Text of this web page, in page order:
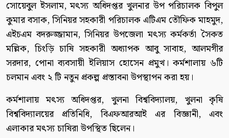
সোয়েবুল ইসলাম, মৎস্য অধিদপ্তর খুলনার উপ পরিচালক বিপুল
কুমার বসাক, সিনিয়র সহকারী পরিচালক এটিএম তৌফিক মাহমুদ,
এইচএম বদরুজ্জামান, সিনিয়র উপজেলা মৎস্য কর্মকর্তা সৈকত
মল্লিক, চিংড়ি চাষি সহকারী অধ্যাপক আবু সাবাহ, আলমগীর
সরদার, পোনা ব্যবসায়ী ইলিয়াস হোসেন প্রমুখ। কর্মশালায় ৬টি
চলমান এবং ২ টি নতুন প্রকল্প প্রস্তাবনা উপস্থাপন করা হয়।
কর্মশালায় মৎস্য অধিদপ্তর, খুলনা বিশ্ববিদ্যালয়, খুলনা কৃষি
বিশ্ববিদ্যালয়ের প্রতিনিধি, বিএফআরআই এর বিজ্ঞানী, এবং
এলাকার মৎস্য চাষিরা উপস্থিত ছিলেন।